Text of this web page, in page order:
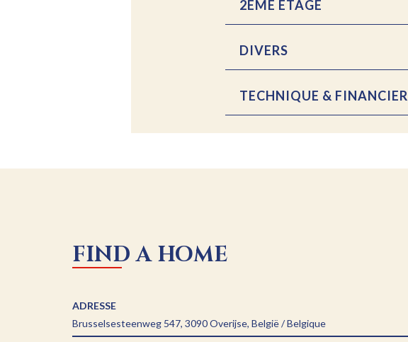
2EME ETAGE
DIVERS
TECHNIQUE & FINANCIER
FIND A HOME
ADRESSE
Brusselsesteenweg 547, 3090 Overijse, België / Belgique